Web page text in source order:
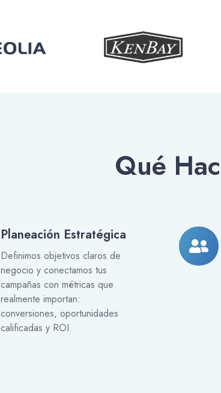
Qué
Planeación Estratégica
Definimos objetivos claros de
negocio y conectamos tus
campañas con métricas que
realmente importan:
conversiones, oportunidades
calificadas y ROI.
de
Alto